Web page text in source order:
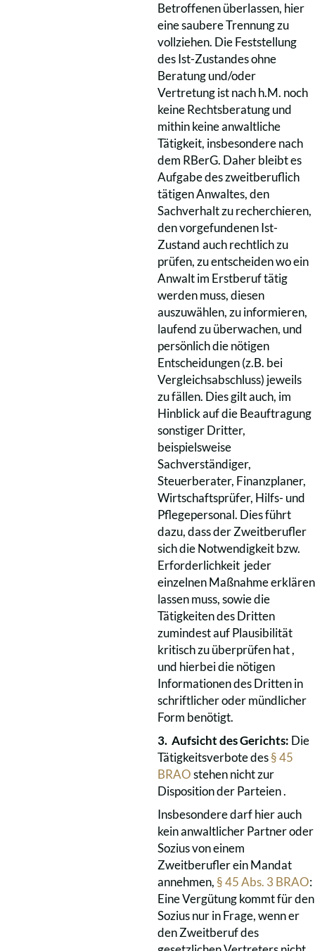
Betroffenen überlassen, hier
eine saubere Trennung zu
vollziehen. Die Feststellung
des Ist-Zustandes ohne
Beratung und/oder
Vertretung ist nach h.M. noch
keine Rechtsberatung und
mithin keine anwaltliche
Tätigkeit, insbesondere nach
dem RBerG. Daher bleibt es
Aufgabe des zweitberuflich
tätigen Anwaltes, den
Sachverhalt zu recherchieren,
den vorgefundenen Ist-
Zustand auch rechtlich zu
prüfen, zu entscheiden wo ein
Anwalt im Erstberuf tätig
werden muss, diesen
auszuwählen, zu informieren,
laufend zu überwachen, und
persönlich die nötigen
Entscheidungen (z.B. bei
Vergleichsabschluss) jeweils
zu fällen. Dies gilt auch, im
Hinblick auf die Beauftragung
sonstiger Dritter,
beispielsweise
Sachverständiger,
Steuerberater, Finanzplaner,
Wirtschaftsprüfer, Hilfs- und
Pflegepersonal. Dies führt
dazu, dass der Zweitberufler
sich die Notwendigkeit bzw.
Erforderlichkeit jeder
einzelnen Maßnahme erklären
lassen muss, sowie die
Tätigkeiten des Dritten
zumindest auf Plausibilität
kritisch zu überprüfen hat ,
und hierbei die nötigen
Informationen des Dritten in
schriftlicher oder mündlicher
Form benötigt.
3. Aufsicht des Gerichts: Die
Tätigkeitsverbote des§ 45
BRAOstehen nicht zur
Disposition der Parteien .
Insbesondere darf hier auch
kein anwaltlicher Partner oder
Sozius von einem
Zweitberufler ein Mandat
annehmen, § 45 Abs. 3 BRAO:
Eine Vergütung kommt für den
Sozius nur in Frage, wenn er
den Zweitberuf des